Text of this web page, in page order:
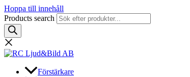
Hoppa till innehåll
Products search
Förstärkare